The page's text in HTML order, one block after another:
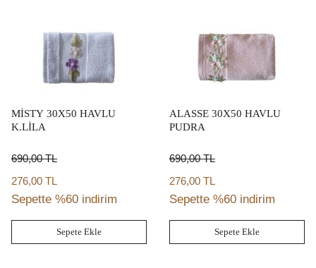
MİSTY 30X50 HAVLU
K.LİLA
690,00TL
276,00 TL
Sepette %60 indirim
Sepete Ekle
ALASSE 30X50 HAVLU
PUDRA
690,00TL
276,00 TL
Sepette %60 indirim
Sepete Ekle